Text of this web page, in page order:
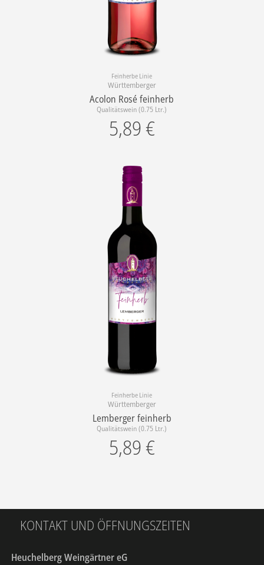
Feinherbe Linie
Württemberger
Acolon Rosé feinherb
Qualitätswein (0.75 Ltr.)
5,89 €
Feinherbe Linie
Württemberger
Lemberger feinherb
Qualitätswein (0.75 Ltr.)
5,89 €
KONTAKT UND ÖFFNUNGSZEITEN
Heuchelberg Weingärtner eG